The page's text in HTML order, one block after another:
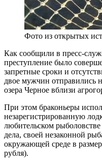
Фото из открытых
Как сообщили в пресс-
преступление было
запретные сроки и
двое мужчин отправились
озера Черное вблизи
При этом браконьеры
незарегистрированную
любительском рыболовстве
дела, своей незаконной
окружающей среде в
рубля).